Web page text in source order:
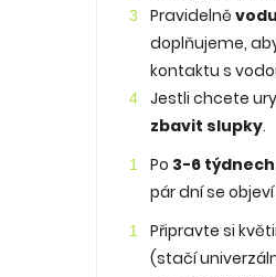
Pravidelně
doplňujeme,
kontaktu s
Jestli chcete
zbavit slupky.
Po 3-6 týdnech
pár dní se
Připravte si
(stačí